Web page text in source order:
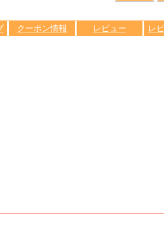
る
クーポン情報 レビュー レ